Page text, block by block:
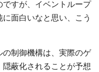
すが、イベントループ
面白いなと思い、こう
制御機構は、実際のゲ
蔽化されることが予想